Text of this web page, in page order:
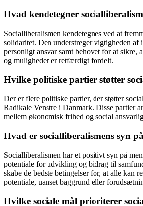
Hvad kendetegner
Socialliberalismen kendetegnes ved at
solidaritet. Den understreger vigtigheden
personligt ansvar samt behovet for at sikre,
og muligheder er retfærdigt fordelt.
Hvilke politiske partier støtter
Der er flere politiske partier, der støtter
Radikale Venstre i Danmark. Disse partier
mellem økonomisk frihed og social
Hvad er socialliberalismens syn
Socialliberalismen har et positivt syn på
potentiale for udvikling og bidrag til
skabe de bedste betingelser for, at alle kan
potentiale, uanset baggrund eller
Hvilke sociale mål prioriterer